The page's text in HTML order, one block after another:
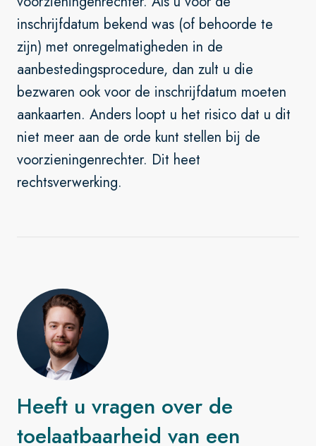
inschrijfdatum bekend was (of behoorde te
zijn) met onregelmatigheden in de
aanbestedingsprocedure, dan zult u die
bezwaren ook voor de inschrijfdatum moeten
aankaarten. Anders loopt u het risico dat u dit
niet meer aan de orde kunt stellen bij de
voorzieningenrechter. Dit heet
rechtsverwerking.
Heeft u vragen over de
toelaatbaarheid van een